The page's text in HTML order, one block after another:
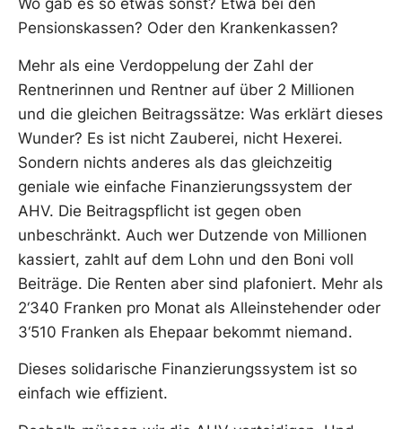
Wo gab es so etwas sonst? Etwa bei den
Pensionskassen? Oder den Krankenkassen?
Mehr als eine Verdoppelung der Zahl der
Rentnerinnen und Rentner auf über 2 Millionen
und die gleichen Beitragssätze: Was erklärt dieses
Wunder? Es ist nicht Zauberei, nicht Hexerei.
Sondern nichts anderes als das gleichzeitig
geniale wie einfache Finanzierungssystem der
AHV. Die Beitragspflicht ist gegen oben
unbeschränkt. Auch wer Dutzende von Millionen
kassiert, zahlt auf dem Lohn und den Boni voll
Beiträge. Die Renten aber sind plafoniert. Mehr als
2‘340 Franken pro Monat als Alleinstehender oder
3‘510 Franken als Ehepaar bekommt niemand.
Dieses solidarische Finanzierungssystem ist so
einfach wie effizient.